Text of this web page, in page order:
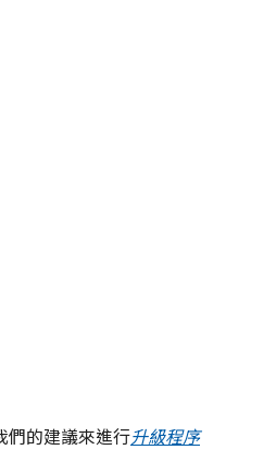
們的建議來進行升級程序